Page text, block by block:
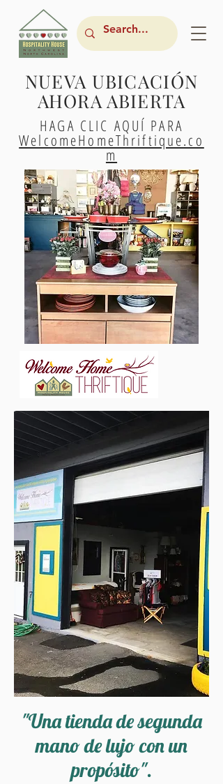
NUEVA UBICACIÓN
AHORA ABIERTA
HAGA CLIC AQUÍ PARA
WelcomeHomeThriftique.co
m
"Una tienda de segunda
mano de lujo con un
propósito".